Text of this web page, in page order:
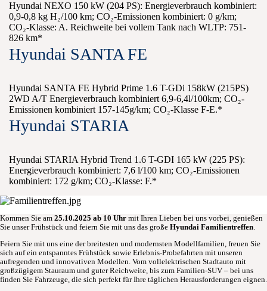
Hyundai NEXO 150 kW (204 PS): Energieverbrauch kombiniert:
0,9-0,8 kg H₂/100 km; CO₂-Emissionen kombiniert: 0 g/km;
CO₂-Klasse: A. Reichweite bei vollem Tank nach WLTP: 751-
826 km*
Hyundai SANTA FE
Hyundai SANTA FE Hybrid Prime 1.6 T-GDi 158kW (215PS)
2WD A/T Energieverbrauch kombiniert 6,9-6,4l/100km; CO₂-
Emissionen kombiniert 157-145g/km; CO₂-Klasse F-E.*
Hyundai STARIA
Hyundai STARIA Hybrid Trend 1.6 T-GDI 165 kW (225 PS):
Energieverbrauch kombiniert: 7,6 l/100 km; CO₂-Emissionen
kombiniert: 172 g/km; CO₂-Klasse: F.*
Kommen Sie am 25.10.2025 ab 10 Uhr mit Ihren Lieben bei uns vorbei, genießen
Sie unser Frühstück und feiern Sie mit uns das große Hyundai Familientreffen.
Feiern Sie mit uns eine der breitesten und modernsten Modellfamilien, freuen Sie
sich auf ein entspanntes Frühstück sowie Erlebnis-Probefahrten mit unseren
aufregenden und innovativen Modellen. Vom vollelektrischen Stadtauto mit
großzügigem Stauraum und guter Reichweite, bis zum Familien-SUV – bei uns
finden Sie Fahrzeuge, die sich perfekt für Ihre täglichen Herausforderungen eignen.